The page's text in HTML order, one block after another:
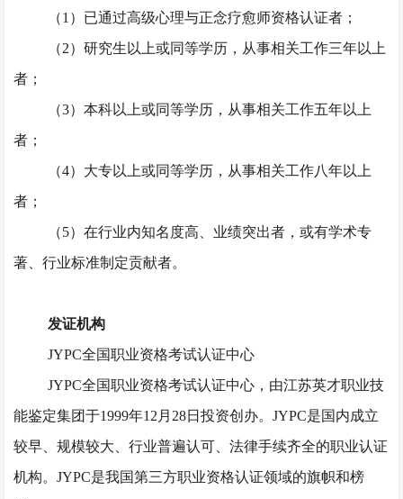
（1）已通过高级心理与正念疗愈师资格认证者；
（2）研究生以上或同等学历，从事相关工作三年以上
者；
（3）本科以上或同等学历，从事相关工作五年以上
者；
（4）大专以上或同等学历，从事相关工作八年以上
者；
（5）在行业内知名度高、业绩突出者，或有学术专
著、行业标准制定贡献者。
发证机构
JYPC全国职业资格考试认证中心
JYPC全国职业资格考试认证中心，由江苏英才职业技
能鉴定集团于1999年12月28日投资创办。JYPC是国内成立
较早、规模较大、行业普遍认可、法律手续齐全的职业认证
机构。JYPC是我国第三方职业资格认证领域的旗帜和榜